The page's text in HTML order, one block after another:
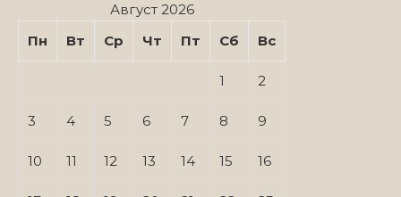
Август 2026
Пн
Вт Ср Чт Пт Сб Вс
1 2
3 4 5 6 7 8 9
10 11 12 13 14 15 16